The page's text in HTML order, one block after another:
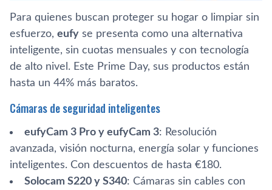
Para quienes buscan proteger su hogar o limpiar sin
esfuerzo, eufy se presenta como una alternativa
inteligente, sin cuotas mensuales y con tecnología
de alto nivel. Este Prime Day, sus productos están
hasta un 44% más baratos.
Cámaras de seguridad inteligentes
eufyCam 3 Pro y eufyCam 3: Resolución
avanzada, visión nocturna, energía solar y funciones
inteligentes. Con descuentos de hasta €180.
Solocam S220 y S340: Cámaras sin cables con